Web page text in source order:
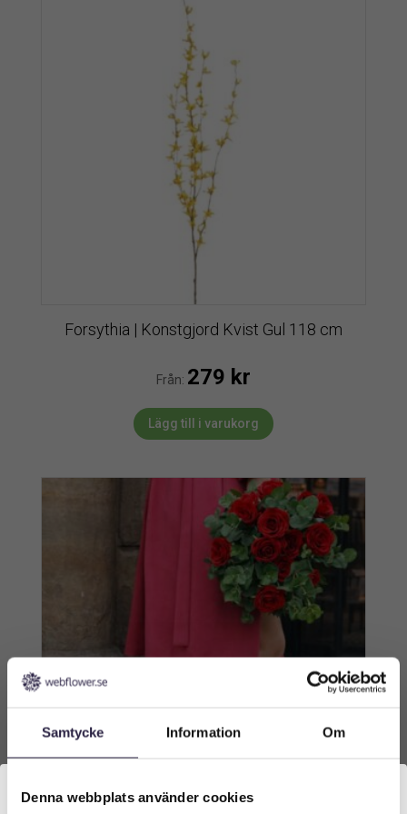
Samtycke Information Om
Denna webbplats använder cookies
Forsythia | Konstgjord Kvist Gul 118 cm
Från: 279 kr
Lägg till i varukorg